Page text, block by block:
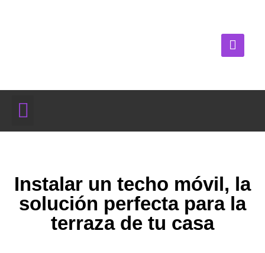
Instalar un techo móvil, la
solución perfecta para la
terraza de tu casa